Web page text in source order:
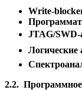
Write-
JTAG/SWD-
Логические
2.2. Программное